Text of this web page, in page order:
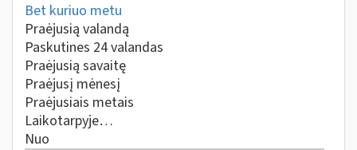
Bet kuriuo metu
Praėjusią valandą
Paskutines 24 valandas
Praėjusią savaitę
Praėjusį mėnesį
Praėjusiais metais
Laikotarpyje…
Nuo